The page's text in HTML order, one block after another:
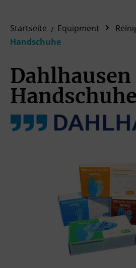
Startseite Equipment
Handschuhe
Handschuhe